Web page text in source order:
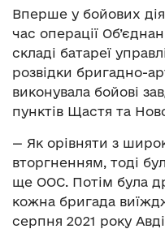
Вперше у бойових
час операції
складі батареї
розвідки бригадно-
виконувала бойові
пунктів Щастя та
— Як орівняти з
вторгненням, тоді
ще ООС. Потім була
кожна бригада
серпня 2021 року